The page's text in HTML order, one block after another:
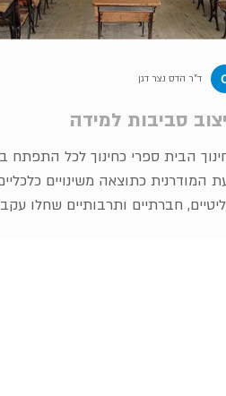
סביבות למידה
הבית ספרי כחינוך לכל התפתח
המודרנית כתוצאה משינויים
חברתיים ותרבותיים שחלו עקב
ד"ר הדס נצר דגן